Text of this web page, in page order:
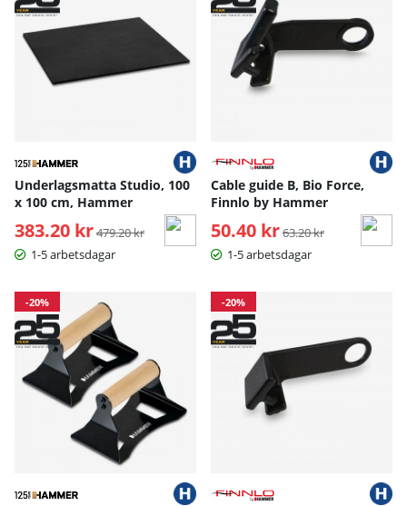
Underlagsmatta Studio, 100
x 100 cm, Hammer
383.20 kr Ordinarie pris:
479.20 kr
1-5 arbetsdagar
Cable guide B, Bio Force,
Finnlo by Hammer
50.40 kr Ordinarie pris:
63.20 kr
1-5 arbetsdagar
-20% -20%